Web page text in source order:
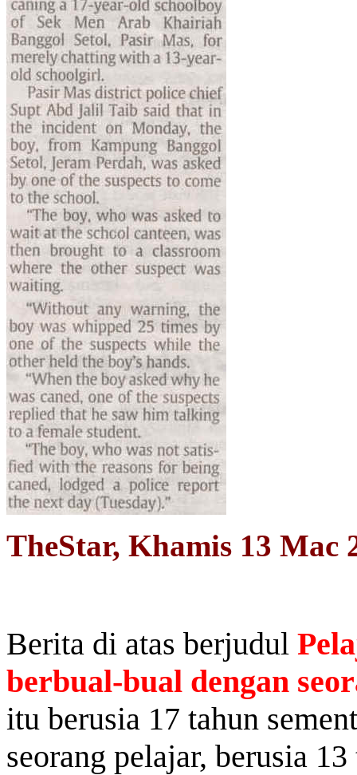
TheStar, Khamis 13 Mac
Berita di atas berjudul
berbual-bual dengan
itu berusia 17 tahun
seorang pelajar, berusia